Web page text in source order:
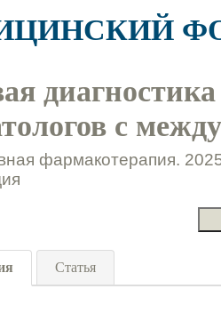
с
фармакотерапия.
Статья